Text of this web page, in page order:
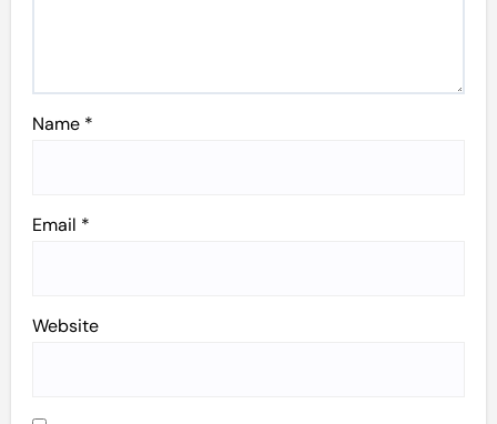
Name *
Email *
Website